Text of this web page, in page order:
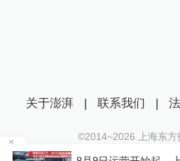
关于澎湃 | 联系我们 |
©2014~2026 上海东
沪ICP证：沪B2-20170116 |